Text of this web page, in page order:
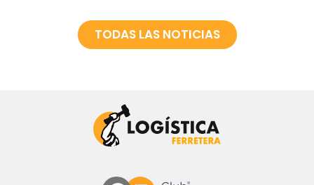
TODAS LAS NOTICIAS